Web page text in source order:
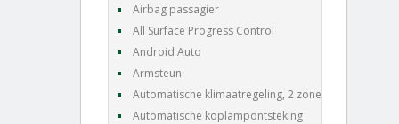
Airbag passagier
All Surface Progress Control
Android Auto
Armsteun
Automatische klimaatregeling, 2 zones
Automatische koplampontsteking